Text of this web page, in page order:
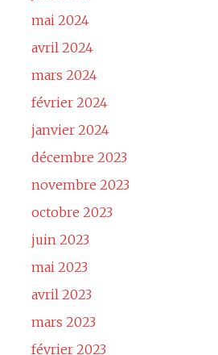
mai 2024
avril 2024
mars 2024
février 2024
janvier 2024
décembre 2023
novembre 2023
octobre 2023
juin 2023
mai 2023
avril 2023
mars 2023
février 2023